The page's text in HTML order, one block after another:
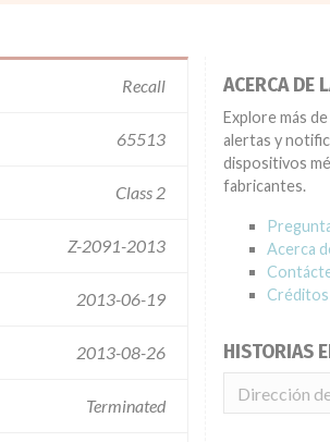
Recall
65513
Class 2
Z-2091-2013
2013-06-19
2013-08-26
Terminated
ACERCA DE
Explore más
alertas y
dispositivos
fabricantes.
Acerca
Créditos
HISTORIAS